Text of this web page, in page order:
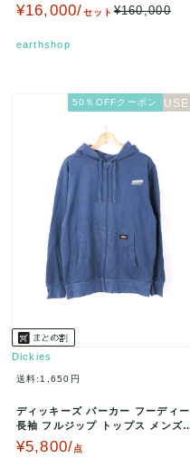
ド福袋!在庫限り、迷った…
¥16,000/セット¥160,000
earthshop
50％OFFクーポン
Dickies
送料:1,650円
ディッキーズ パーカー フーディー
長袖 フルジップ トップス メンズ
Mサイズ ブルー Dicki…
¥5,800/点